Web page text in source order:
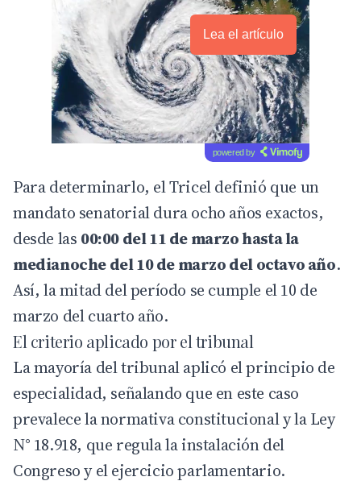
Lea el artículo
powered by
Para determinarlo, el Tricel definió que un
mandato senatorial dura ocho años exactos,
desde las 00:00 del 11 de marzo hasta la
medianoche del 10 de marzo del octavo año.
Así, la mitad del período se cumple el 10 de
marzo del cuarto año.
El criterio aplicado por el tribunal
La mayoría del tribunal aplicó el principio de
especialidad, señalando que en este caso
prevalece la normativa constitucional y la Ley
N° 18.918, que regula la instalación del
Congreso y el ejercicio parlamentario.